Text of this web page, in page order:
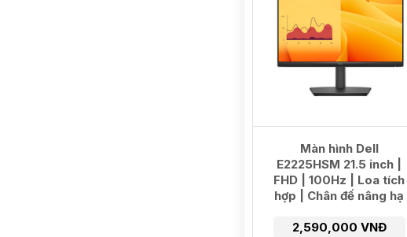
Màn hình Dell
E2225HSM 21.5 inch |
FHD | 100Hz | Loa tích
hợp | Chân đế nâng hạ
2,590,000 VNĐ